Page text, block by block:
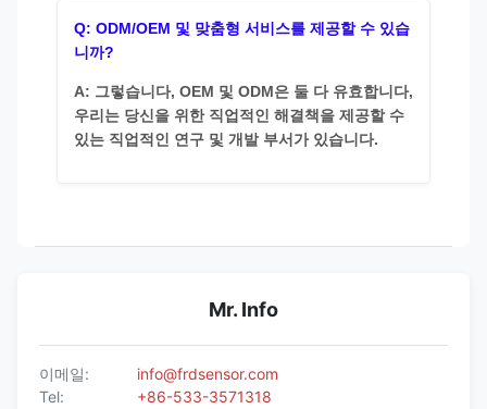
Q: ODM/OEM 및 맞춤형 서비스를 제공할 수 있습
니까?
A: 그렇습니다, OEM 및 ODM은 둘 다 유효합니다,
우리는 당신을 위한 직업적인 해결책을 제공할 수
있는 직업적인 연구 및 개발 부서가 있습니다.
Mr. Info
이메일:
info@frdsensor.com
Tel:
+86-533-3571318